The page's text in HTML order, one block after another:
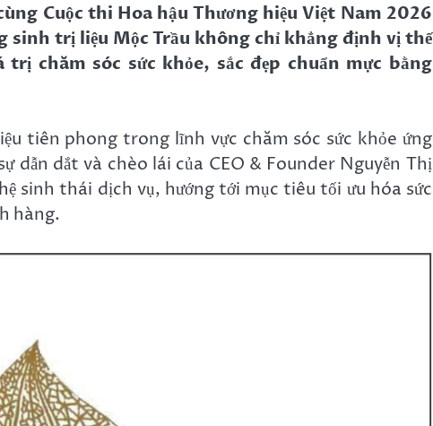
Cuộc thi Hoa hậu Thương hiệu Việt Nam 2026
sinh trị liệu Mộc Trầu không chỉ khẳng định vị thế
chăm sóc sức khỏe, sắc đẹp chuẩn mực bằng
tiên phong trong lĩnh vực chăm sóc sức khỏe ứng
dẫn dắt và chèo lái của CEO & Founder Nguyễn Thị
sinh thái dịch vụ, hướng tới mục tiêu tối ưu hóa sức
hàng.